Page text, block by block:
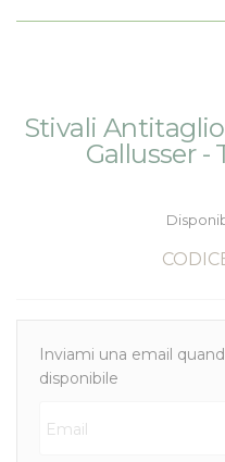
alla
all'inizio
Stivali
Gallusser -
Inviami una email
disponibile